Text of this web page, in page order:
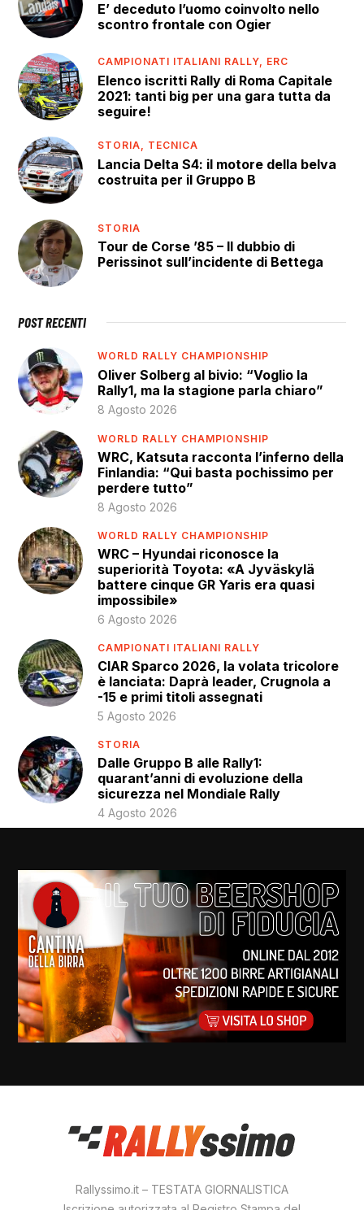
E’ deceduto l’uomo coinvolto nello
scontro frontale con Ogier
CAMPIONATI ITALIANI RALLY, ERC
Elenco iscritti Rally di Roma Capitale
2021: tanti big per una gara tutta da
seguire!
STORIA, TECNICA
Lancia Delta S4: il motore della belva
costruita per il Gruppo B
STORIA
Tour de Corse ’85 – Il dubbio di
Perissinot sull’incidente di Bettega
POST RECENTI
WORLD RALLY CHAMPIONSHIP
Oliver Solberg al bivio: “Voglio la
Rally1, ma la stagione parla chiaro”
8 Agosto 2026
WORLD RALLY CHAMPIONSHIP
WRC, Katsuta racconta l’inferno della
Finlandia: “Qui basta pochissimo per
perdere tutto”
8 Agosto 2026
WORLD RALLY CHAMPIONSHIP
WRC – Hyundai riconosce la
superiorità Toyota: «A Jyväskylä
battere cinque GR Yaris era quasi
impossibile»
6 Agosto 2026
CAMPIONATI ITALIANI RALLY
CIAR Sparco 2026, la volata tricolore
è lanciata: Daprà leader, Crugnola a
-15 e primi titoli assegnati
5 Agosto 2026
STORIA
Dalle Gruppo B alle Rally1:
quarant’anni di evoluzione della
sicurezza nel Mondiale Rally
4 Agosto 2026
Rallyssimo.it – TESTATA GIORNALISTICA